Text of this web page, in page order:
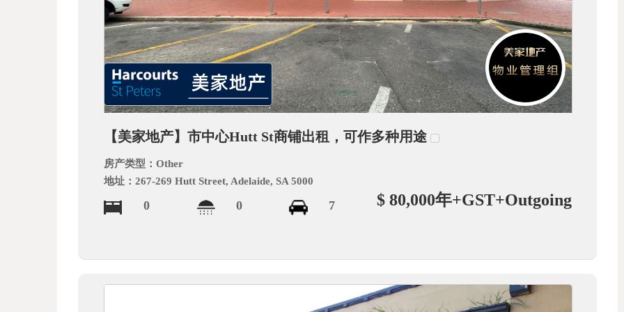
【美家地产】市中心Hutt St商铺出租，可作多种用途
房产类型：Other
地址：267-269 Hutt Street, Adelaide, SA 5000
0 0 7 $ 80,000年+GST+Outgoing